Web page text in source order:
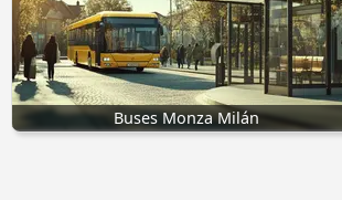
Buses Monza Milán